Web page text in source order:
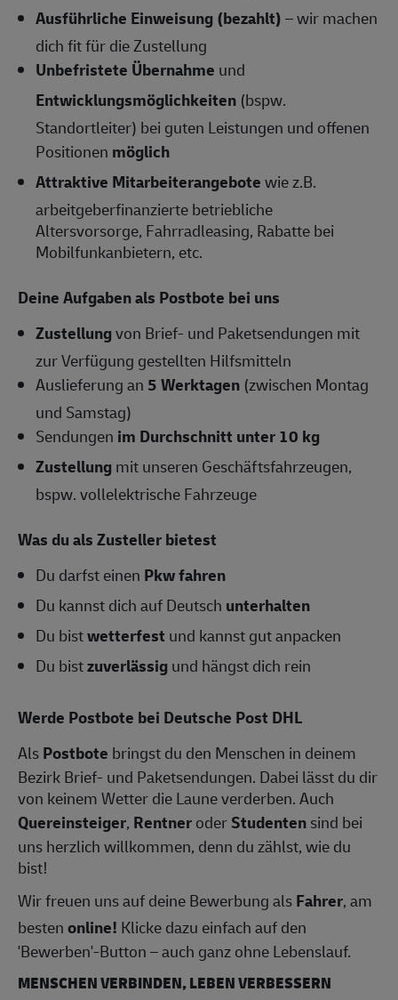
Ausführliche Einweisung (bezahlt)– wir machen
dich fit für die Zustellung
Unbefristete Übernahme und
Entwicklungsmöglichkeiten (bspw.
Standortleiter) bei guten Leistungen und offenen
Positionen möglich
Attraktive Mitarbeiterangebotewie z.B.
arbeitgeberfinanzierte betriebliche
Altersvorsorge, Fahrradleasing, Rabatte bei
Mobilfunkanbietern, etc.
Deine Aufgaben als Postbote bei uns
Zustellungvon Brief- und Paketsendungen mit
zur Verfügung gestellten Hilfsmitteln
Auslieferung an5 Werktagen (zwischen Montag
und Samstag)
Sendungen im Durchschnitt unter 10 kg
Zustellungmit unseren Geschäftsfahrzeugen,
bspw. vollelektrische Fahrzeuge
Was du als Zusteller bietest
Du darfst einen Pkw fahren
Du kannst dich auf Deutsch unterhalten
Du bistwetterfest und kannst gut anpacken
Du bistzuverlässigund hängst dich rein
Werde Postbote bei Deutsche Post DHL
AlsPostbote bringst du den Menschen in deinem
Bezirk Brief- und Paketsendungen. Dabei lässt du dir
von keinem Wetter die Laune verderben. Auch
Quereinsteiger, RentneroderStudentensind bei
uns herzlich willkommen, denn du zählst, wie du
bist!
Wir freuen uns auf deine Bewerbung alsFahrer, am
bestenonline! Klicke dazu einfach auf den
'Bewerben'-Button – auch ganz ohne Lebenslauf.
MENSCHEN VERBINDEN, LEBEN VERBESSERN